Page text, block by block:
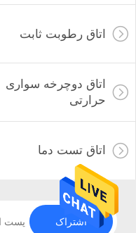
اتاق رطوبت ثابت
اتاق دوچرخه سواری
حرارتی
اتاق تست دما
اشتراک